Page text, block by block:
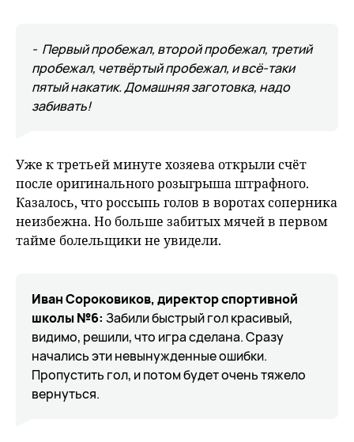
- Первый пробежал, второй пробежал, третий
пробежал, четвёртый пробежал, и всё-таки
пятый накатик. Домашняя заготовка, надо
забивать!
Уже к третьей минуте хозяева открыли счёт
после оригинального розыгрыша штрафного.
Казалось, что россыпь голов в воротах соперника
неизбежна. Но больше забитых мячей в первом
тайме болельщики не увидели.
Иван Сороковиков, директор спортивной
школы №6: Забили быстрый гол красивый,
видимо, решили, что игра сделана. Сразу
начались эти невынужденные ошибки.
Пропустить гол, и потом будет очень тяжело
вернуться.